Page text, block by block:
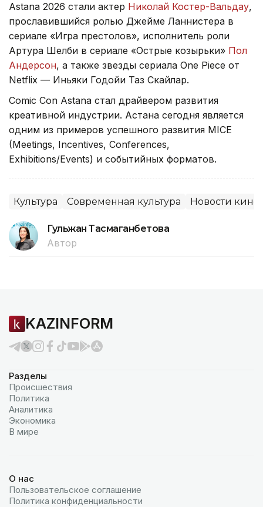
Astana 2026 стали актер Николай Костер-Вальдау,
прославившийся ролью Джейме Ланнистера в
сериале «Игра престолов», исполнитель роли
Артура Шелби в сериале «Острые козырьки» Пол
Андерсон, а также звезды сериала One Piece от
Netflix — Иньяки Годойи Таз Скайлар.
Comic Con Astana стал драйвером развития
креативной индустрии. Астана сегодня является
одним из примеров успешного развития MICE
(Meetings, Incentives, Conferences,
Exhibitions/Events) и событийных форматов.
Культура Современная культура Новости кино
Гульжан Тасмаганбетова
Автор
KAZINFORM
Разделы
Происшествия
Политика
Аналитика
Экономика
В мире
О нас
Пользовательское соглашение
Политика конфиденциальности